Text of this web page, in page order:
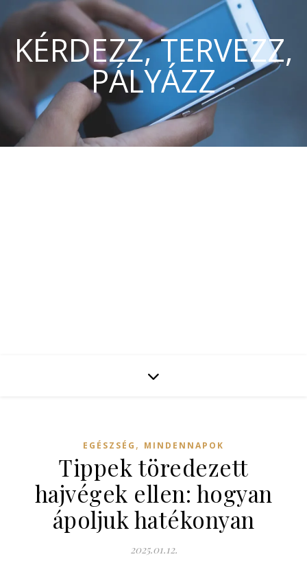
KÉRDEZZ, TERVEZZ,
PÁLYÁZZ
EGÉSZSÉG , MINDENNAPOK
Tippek töredezett
hajvégek ellen: hogyan
ápoljuk hatékonyan
2025.01.12.